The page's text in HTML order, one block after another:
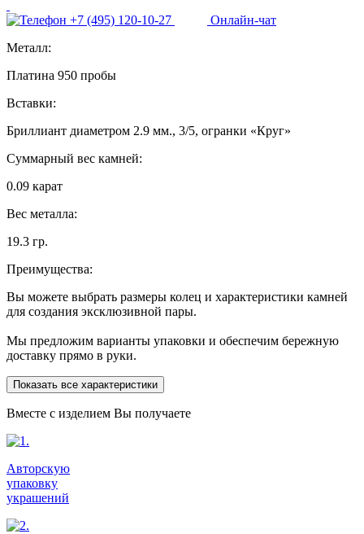
+7 (495) 120-10-27
Онлайн-чат
Металл:
Платина 950 пробы
Вставки:
Бриллиант диаметром 2.9 мм., 3/5, огранки «Круг»
Суммарный вес камней:
0.09 карат
Вес металла:
19.3 гр.
Преимущества:
Вы можете выбрать размеры колец и характеристики камней
для создания эксклюзивной пары.
Мы предложим варианты упаковки и обеспечим бережную
доставку прямо в руки.
Показать все характеристики
Вместе с изделием Вы получаете
Авторскую
упаковку
украшений